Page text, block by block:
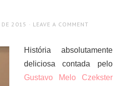
DE 2015 LEAVE A COMMENT
História absolutamente
deliciosa contada pelo
Gustavo Melo Czekster